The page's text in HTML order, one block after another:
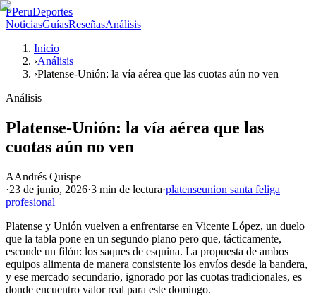
PPeruDeportes
NoticiasGuíasReseñasAnálisis
Inicio
›Análisis
›Platense-Unión: la vía aérea que las cuotas aún no ven
Análisis
Platense-Unión: la vía aérea que las
cuotas aún no ven
AAndrés Quispe
·23 de junio, 2026·3 min de lectura·platenseunion santa feliga
profesional
Platense y Unión vuelven a enfrentarse en Vicente López, un duelo
que la tabla pone en un segundo plano pero que, tácticamente,
esconde un filón: los saques de esquina. La propuesta de ambos
equipos alimenta de manera consistente los envíos desde la bandera,
y ese mercado secundario, ignorado por las cuotas tradicionales, es
donde encuentro valor real para este domingo.